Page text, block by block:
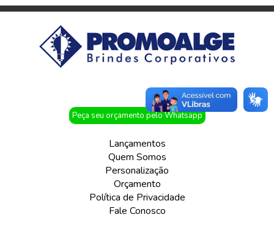
Peça seu orçamento pelo Whatsapp
Lançamentos
Quem Somos
Personalização
Orçamento
Política de Privacidade
Fale Conosco